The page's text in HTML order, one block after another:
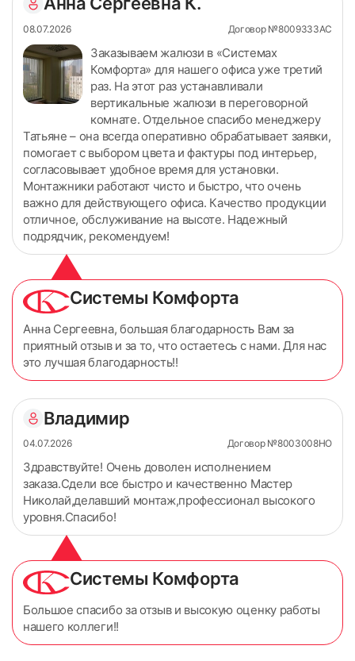
08.07.2026 Договор №8009333АС
Заказываем жалюзи в «Системах
Комфорта» для нашего офиса уже третий
раз. На этот раз устанавливали
вертикальные жалюзи в переговорной
комнате. Отдельное спасибо менеджеру
Татьяне – она всегда оперативно обрабатывает заявки,
помогает с выбором цвета и фактуры под интерьер,
согласовывает удобное время для установки.
Монтажники работают чисто и быстро, что очень
важно для действующего офиса. Качество продукции
отличное, обслуживание на высоте. Надежный
подрядчик, рекомендуем!
Системы Комфорта
Анна Сергеевна, большая благодарность Вам за
приятный отзыв и за то, что остаетесь с нами. Для нас
это лучшая благодарность!!
Владимир
04.07.2026 Договор №8003008НО
Здравствуйте! Очень доволен исполнением
заказа.Сдели все быстро и качественно Мастер
Николай,делавший монтаж,профессионал высокого
уровня.Спасибо!
Системы Комфорта
Большое спасибо за отзыв и высокую оценку работы
нашего коллеги!!